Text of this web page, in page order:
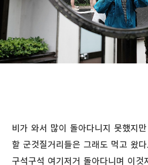
비가 와서 많이 돌아다니지 못했지
할 군것질거리들은 그래도 먹고 왔
구석구석 여기저거 돌아다니며 이것